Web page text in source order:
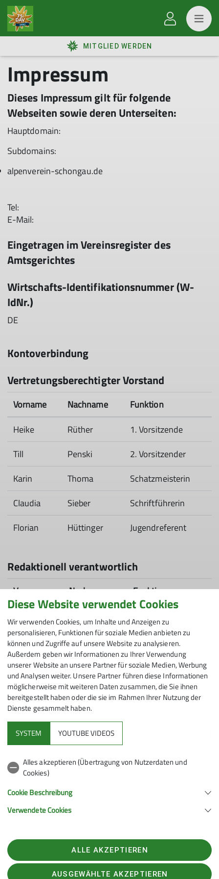
MITGLIED WERDEN
Impressum
Dieses Impressum gilt für folgende
Webseiten sowie deren Unterseiten:
Hauptdomain:
Subdomains:
alpenverein-schongau.de
Tel:
E-Mail:
Eingetragen im Vereinsregister des
Amtsgerichtes
Wirtschafts-Identifikationsnummer (W-
IdNr.)
DE
Kontoverbindung
Vertretungsberechtigter Vorstand
Vorname Nachname
Funktion
Heike
Rüther
1. Vorsitzende
Till
Penski
2. Vorsitzender
Karin
Thoma
Schatzmeisterin
Claudia
Sieber
Schriftführerin
Florian
Hüttinger Jugendreferent
Redaktionell verantwortlich
Vorname Nachname
Funktion
Claudia
Sieber
Schriftführerin
Till
Penski
2. Vorsitzender
Florian
Hüttinger
Jugendreferent
Heike
Rüther 1. Vorsitzende
Verbraucherstreitbeilegung/
Wir sind nicht bereit oder verpflichtet, an
Streitbeilegungsverfahren vor einer
Verbraucherschlichtungsstelle teilzunehmen.
86956 Schongau
Telefon +49886120128
Diese Website verwendet Cookies
Wir verwenden Cookies, um Inhalte und Anzeigen zu
personalisieren, Funktionen für soziale Medien anbieten zu
können und Zugriffe auf unsere Website zu analysieren.
Außerdem geben wir Informationen zu Ihrer Verwendung
unserer Website an unsere Partner für soziale Medien, Werbung
und Analysen weiter. Unsere Partner führen diese Informationen
möglicherweise mit weiteren Daten zusammen, die Sie ihnen
bereitgestellt haben oder die sie im Rahmen Ihrer Nutzung der
Dienste gesammelt haben.
SYSTEM YOUTUBE VIDEOS
Alles akzeptieren (Übertragung von Nutzerdaten und
Cookies)
Cookie Beschreibung
Verwendete Cookies
ALLE AKZEPTIEREN
AUSGEWÄHLTE AKZEPTIEREN